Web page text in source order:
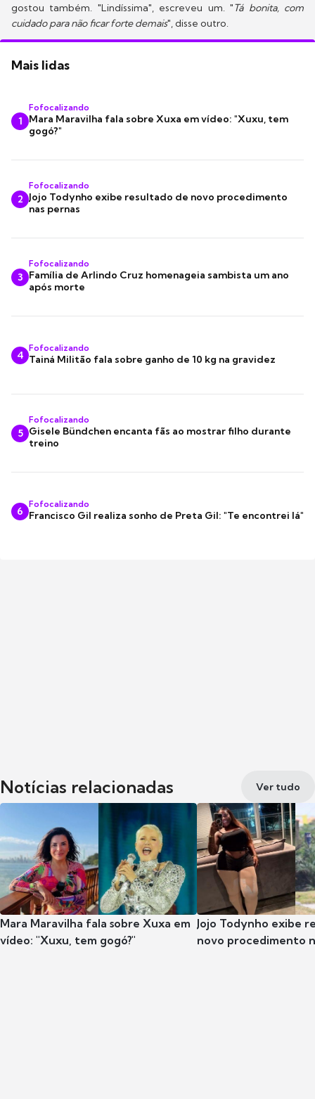
gostou também. "Lindíssima", escreveu um. "Tá bonita, com
cuidado para não ficar forte demais", disse outro.
Mais lidas
1
Fofocalizando
Mara Maravilha fala sobre Xuxa em vídeo: "Xuxu, tem
gogó?"
2
Fofocalizando
Jojo Todynho exibe resultado de novo procedimento
nas pernas
3
Fofocalizando
Família de Arlindo Cruz homenageia sambista um ano
após morte
4
Fofocalizando
Tainá Militão fala sobre ganho de 10 kg na gravidez
5
Fofocalizando
Gisele Bündchen encanta fãs ao mostrar filho durante
treino
6
Fofocalizando
Francisco Gil realiza sonho de Preta Gil: "Te encontrei lá"
Notícias relacionadas Ver tudo
Mara Maravilha fala sobre Xuxa em
vídeo: "Xuxu, tem gogó?"
Jojo Todynho exibe
novo procedimento